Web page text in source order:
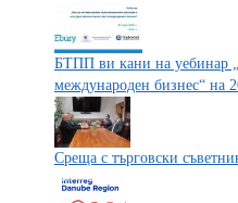
БТПП ви кани на уебинар
международен бизнес“ на
Среща с търговски